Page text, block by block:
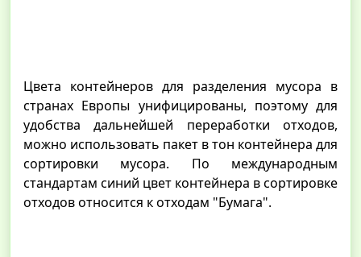
Цвета контейнеров для разделения мусора в
странах Европы унифицированы, поэтому для
удобства дальнейшей переработки отходов,
можно использовать пакет в тон контейнера для
сортировки мусора. По международным
стандартам синий цвет контейнера в сортировке
отходов относится к отходам "Бумага".